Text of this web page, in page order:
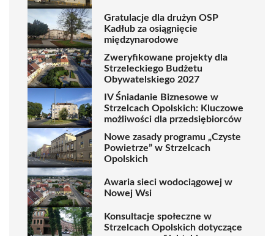
Gratulacje dla drużyn OSP
Kadłub za osiągnięcie
międzynarodowe
Zweryfikowane projekty dla
Strzeleckiego Budżetu
Obywatelskiego 2027
IV Śniadanie Biznesowe w
Strzelcach Opolskich: Kluczowe
możliwości dla przedsiębiorców
Nowe zasady programu „Czyste
Powietrze” w Strzelcach
Opolskich
Awaria sieci wodociągowej w
Nowej Wsi
Konsultacje społeczne w
Strzelcach Opolskich dotyczące